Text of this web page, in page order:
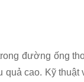
đường ống
cao. Kỹ